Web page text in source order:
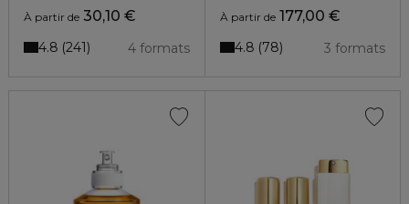
À partir de 30,10 €
4 formats
4.8 241
À partir de177,00 €
3 formats
4.8 78